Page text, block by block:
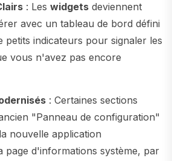
: Les widgets deviennent
avec un tableau de bord défini
petits indicateurs pour signaler les
vous n'avez pas encore
: Certaines sections
"Panneau de configuration"
nouvelle application
page d'informations système, par